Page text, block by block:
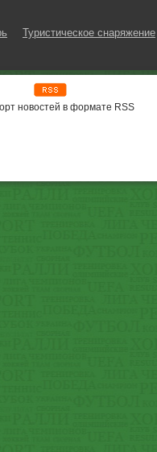
Туристическое снаряжение
новостей в формате RSS